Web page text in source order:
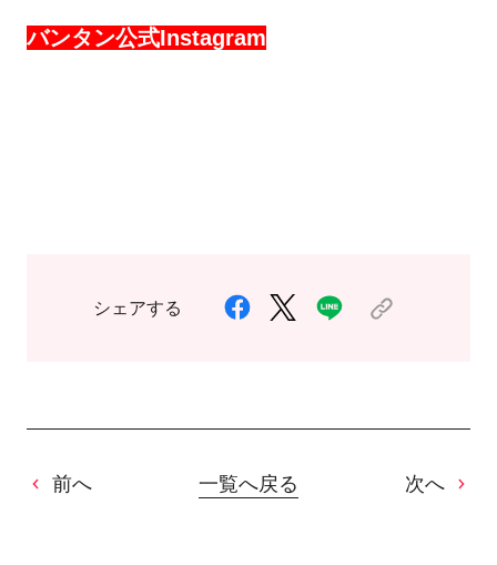
バンタン公式Instagram
シェアする
前へ 一覧へ戻る 次へ